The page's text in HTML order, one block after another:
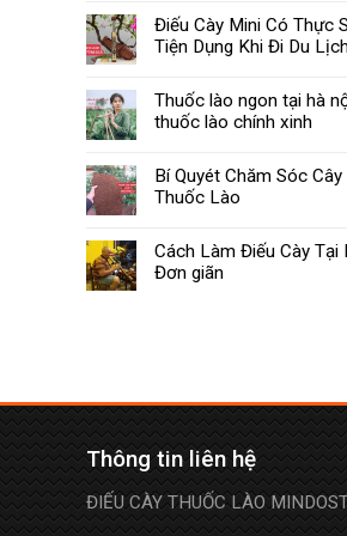
Điếu Cày Mini Có Thực
Tiện Dụng Khi Đi Du
Thuốc lào ngon tại hà
thuốc lào chính xinh
Bí Quyét Chăm Sóc Cây
Thuốc Lào
Cách Làm Điếu Cày Tại
Đơn giãn
Thông tin liên hệ
ĐIẾU CÀY THUỐC LÀO